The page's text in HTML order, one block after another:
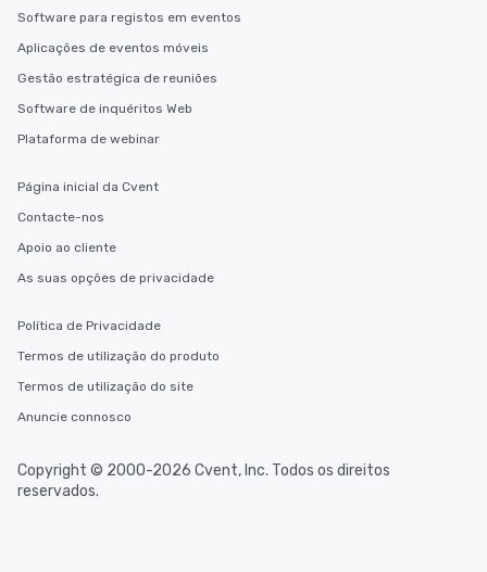
Software para registos em eventos
Aplicações de eventos móveis
Gestão estratégica de reuniões
Software de inquéritos Web
Plataforma de webinar
Página inicial da Cvent
Contacte-nos
Apoio ao cliente
As suas opções de privacidade
Política de Privacidade
Termos de utilização do produto
Termos de utilização do site
Anuncie connosco
Copyright © 2000-2026 Cvent, Inc. Todos os direitos
reservados.